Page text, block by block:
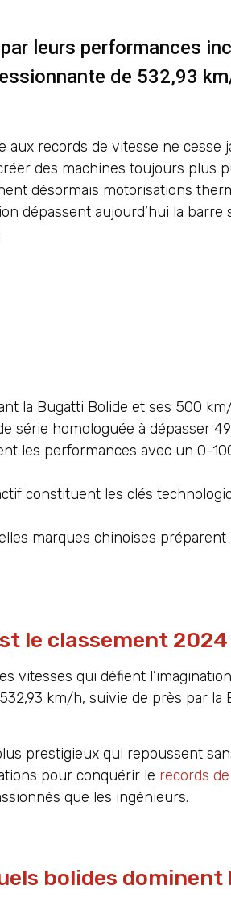
leurs performances
de 532,93
aux records de vitesse ne cesse
des machines toujours plus
désormais motorisations
dépassent aujourd’hui la
la Bugatti Bolide et ses 500
série homologuée à dépasser
les performances avec un 0-
constituent les clés
marques chinoises
le classement 2024
vitesses qui défient
km/h, suivie de près par la
prestigieux qui repoussent
pour conquérir le records
que les ingénieurs.
bolides dominent